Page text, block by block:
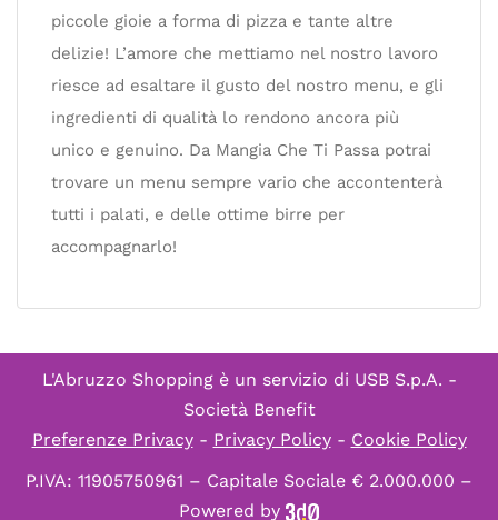
piccole gioie a forma di pizza e tante altre
delizie! L’amore che mettiamo nel nostro lavoro
riesce ad esaltare il gusto del nostro menu, e gli
ingredienti di qualità lo rendono ancora più
unico e genuino. Da Mangia Che Ti Passa potrai
trovare un menu sempre vario che accontenterà
tutti i palati, e delle ottime birre per
accompagnarlo!
L'Abruzzo Shopping è un servizio di USB S.p.A. -
Società Benefit
Preferenze Privacy- Privacy Policy- Cookie Policy
P.IVA: 11905750961 – Capitale Sociale € 2.000.000 –
Powered by